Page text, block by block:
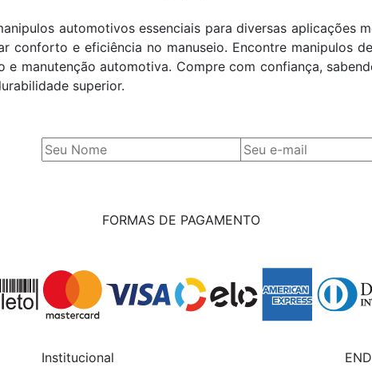
automotivos essenciais para diversas aplicações
conforto e eficiência no manuseio. Encontre manipulos
e manutenção automotiva. Compre com confiança,
superior.
FORMAS DE PAGAMENTO
Institucional